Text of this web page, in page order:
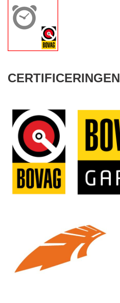
CERTIFICERINGEN